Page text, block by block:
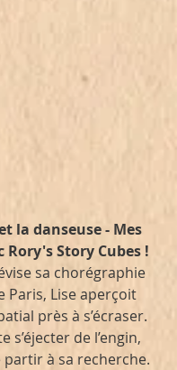
la danseuse - Mes
Rory's Story Cubes !
sa chorégraphie
Paris, Lise aperçoit
près à s’écraser.
s’éjecter de l’engin,
partir à sa recherche.